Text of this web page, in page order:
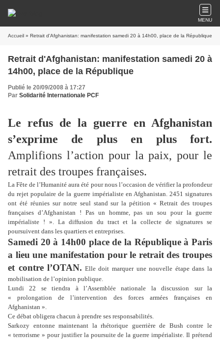
MENU
Accueil » Retrait d'Afghanistan: manifestation samedi 20 à 14h00, place de la République
Retrait d'Afghanistan: manifestation samedi 20 à
14h00, place de la République
Publié le 20/09/2008 à 17:27
Par Solidarité Internationale PCF
Le refus de la guerre en Afghanistan
s’exprime de plus en plus fort.
Amplifions l’action pour la paix, pour le
retrait des troupes françaises.
La Fête de l’Humanité aura été pour nous l’occasion de vérifier la profondeur
du rejet populaire de la guerre impérialiste en Afghanistan. 2451 signatures
ont été réunies sur notre seul stand sur la pétition « Retrait des troupes
françaises d’Afghanistan ! Pas un homme, pas un sou pour la guerre
impérialiste ! ». La diffusion du tract et la collecte de signatures se
poursuivent dans les quartiers et entreprises.
Samedi 20 à 14h00 place de la République à Paris
a lieu une manifestation pour le retrait des troupes
et contre l’OTAN. Elle doit marquer une nouvelle étape dans la
mobilisation de l’opinion publique.
Lundi 22 se tiendra à l’Assemblée nationale la discussion sur la
« prolongation de l’intervention des forces armées françaises en
Afghanistan ».
Ce débat obligera chacun à prendre ses responsabilités.
Sarkozy entonne maintenant la rhétorique guerrière de Bush contre le
« terrorisme » pour justifier la poursuite de la guerre impérialiste. Il prétend